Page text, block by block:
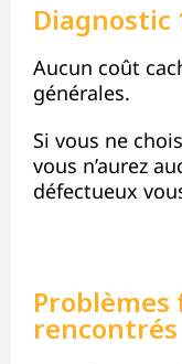
Diagnostic
Aucun coût
générales.
Si vous ne
vous n’aurez
défectueux
rencontrés